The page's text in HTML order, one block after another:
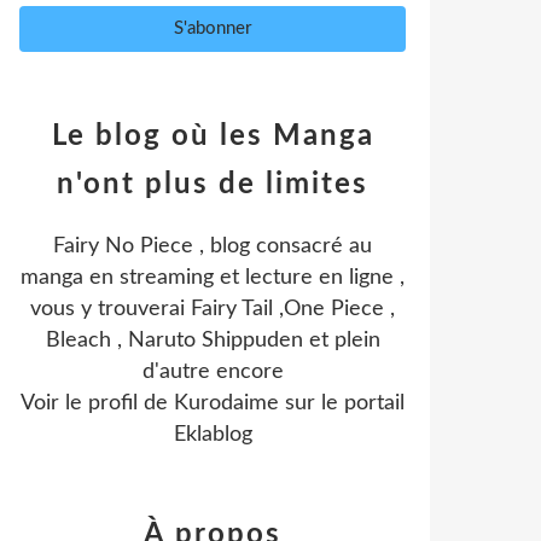
Le blog où les Manga
n'ont plus de limites
Fairy No Piece , blog consacré au
manga en streaming et lecture en ligne ,
vous y trouverai Fairy Tail ,One Piece ,
Bleach , Naruto Shippuden et plein
d'autre encore
Voir le profil de Kurodaime sur le portail
Eklablog
À propos